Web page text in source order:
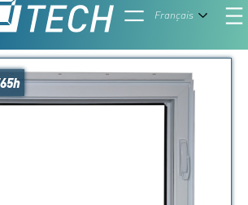
FrançaisFiltre